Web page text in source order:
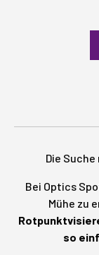
Die
Bei Optics
Mühe zu
so